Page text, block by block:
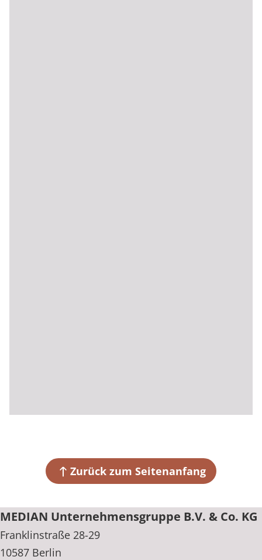
Zurück zum Seitenanfang
MEDIAN Unternehmensgruppe B.V. & Co. KG
Franklinstraße 28-29
10587 Berlin